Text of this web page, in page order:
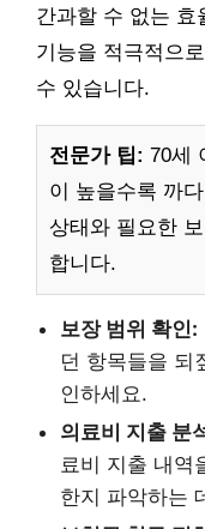
간과할 수 없는 효
기능을 적극적으
수 있습니다.
전문가 팁: 70세
이 높을수록 까
상태와 필요한
합니다.
보장 범위 확인:
던 항목들을 되
인하세요.
의료비 지출 분
료비 지출 내역
한지 파악하는